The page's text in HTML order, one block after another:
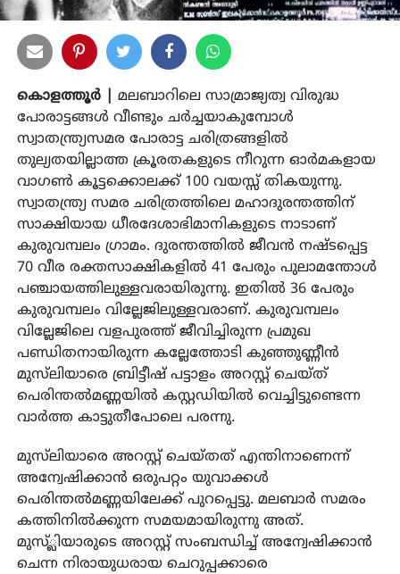
കൊളത്തൂർ |
മലബാറിലെ സാമ്രാജ്യത്വ വിരുദ്ധ
പോരാട്ടങ്ങൾ വീണ്ടും ചർച്ചയാകുമ്പോൾ
സ്വാതന്ത്ര്യസമര പോരാട്ട ചരിത്രങ്ങളിൽ
തുല്യതയില്ലാത്ത ക്രൂരതകളുടെ നീറുന്ന ഓർമകളായ
വാഗൺ കൂട്ടക്കൊലക്ക് 100 വയസ്സ് തികയുന്നു.
സ്വാതന്ത്ര്യ സമര ചരിത്രത്തിലെ മഹാദുരന്തത്തിന്
സാക്ഷിയായ ധീരദേശാഭിമാനികളുടെ നാടാണ്
കുരുവമ്പലം ഗ്രാമം. ദുരന്തത്തിൽ ജീവൻ നഷ്ടപ്പെട്ട
70 വീര രക്തസാക്ഷികളിൽ 41 പേരും പുലാമന്തോൾ
പഞ്ചായത്തിലുള്ളവരായിരുന്നു. ഇതിൽ 36 പേരും
കുരുവമ്പലം വില്ലേജിലുള്ളവരാണ്. കുരുവമ്പലം
വില്ലേജിലെ വളപുരത്ത് ജീവിച്ചിരുന്ന പ്രമുഖ
പണ്ഡിതനായിരുന്ന കല്ലേത്തോടി കുഞ്ഞുണ്ണീൻ
മുസ്‌ലിയാരെ ബ്രിട്ടീഷ് പട്ടാളം അറസ്റ്റ് ചെയ്ത്
പെരിന്തൽമണ്ണയിൽ കസ്റ്റഡിയിൽ വെച്ചിട്ടുണ്ടെന്ന
വാർത്ത കാട്ടുതീപോലെ പരന്നു.
മുസ്‌ലിയാരെ അറസ്റ്റ് ചെയ്തത് എന്തിനാണെന്ന്
അന്വേഷിക്കാൻ ഒരുപറ്റം യുവാക്കൾ
പെരിന്തൽമണ്ണയിലേക്ക് പുറപ്പെട്ടു. മലബാർ സമരം
കത്തിനിൽക്കുന്ന സമയമായിരുന്നു അത്.
മുസ്്ലിയാരുടെ അറസ്റ്റ് സംബന്ധിച്ച് അന്വേഷിക്കാൻ
ചെന്ന നിരായുധരായ ചെറുപ്പക്കാരെ